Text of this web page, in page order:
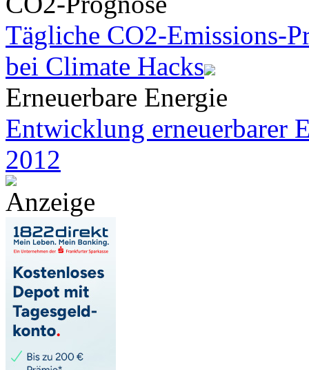
Tägliche CO2-Emissions-
bei Climate Hacks
Erneuerbare Energie
Entwicklung erneuerbarer
2012
Anzeige